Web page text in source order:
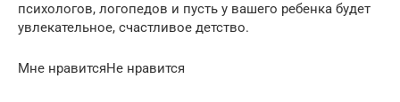
психологов, логопедов и пусть у вашего ребенка будет
увлекательное, счастливое детство.
Мне нравитсяНе нравится